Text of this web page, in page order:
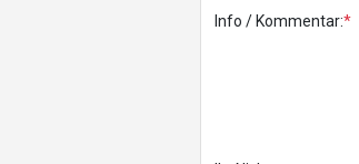
Info / Kommentar:*